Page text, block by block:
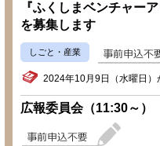
『ふくしまベンチャー
を募集します
しごと・産業
2024年10月9日（水曜日）
広報委員会（11:30～）